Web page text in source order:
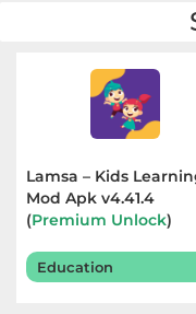
Lamsa – Kids
Mod Apk v4.41.4
(Premium Unlock)
Education